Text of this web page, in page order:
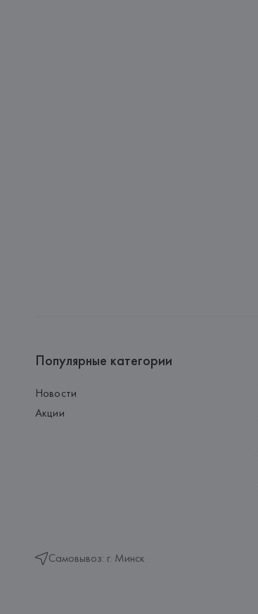
Популярные категории
Новости
Акции
Самовывоз: г. Минск